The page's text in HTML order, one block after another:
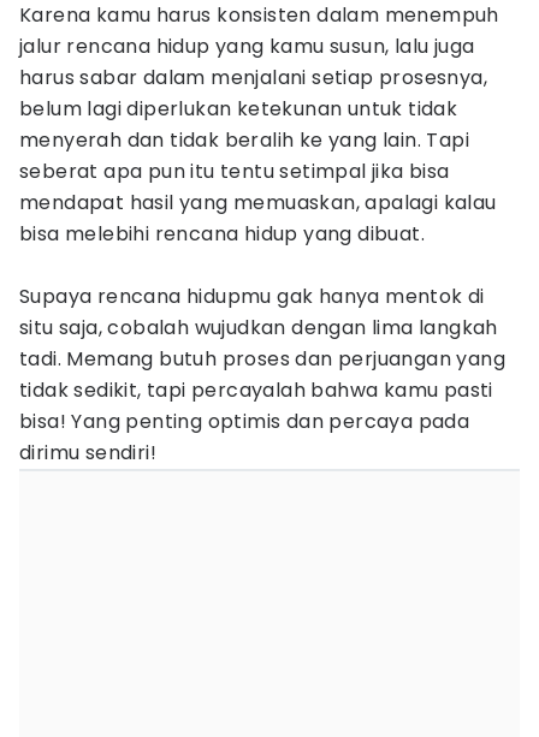
Karena kamu harus konsisten dalam menempuh
jalur rencana hidup yang kamu susun, lalu juga
harus sabar dalam menjalani setiap prosesnya,
belum lagi diperlukan ketekunan untuk tidak
menyerah dan tidak beralih ke yang lain. Tapi
seberat apa pun itu tentu setimpal jika bisa
mendapat hasil yang memuaskan, apalagi kalau
bisa melebihi rencana hidup yang dibuat.
Supaya rencana hidupmu gak hanya mentok di
situ saja, cobalah wujudkan dengan lima langkah
tadi. Memang butuh proses dan perjuangan yang
tidak sedikit, tapi percayalah bahwa kamu pasti
bisa! Yang penting optimis dan percaya pada
dirimu sendiri!